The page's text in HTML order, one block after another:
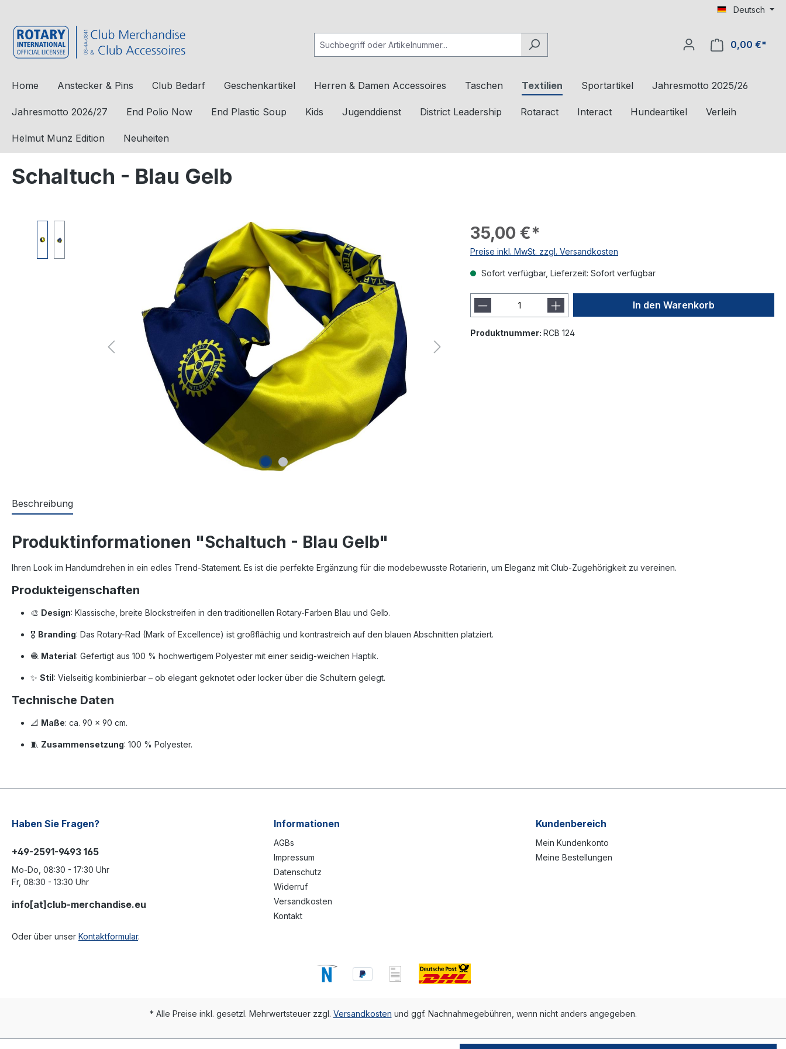
Deutsch
0,00 €*
Home Anstecker & Pins Club Bedarf Geschenkartikel Herren & Damen Accessoires Taschen Textilien Sportartikel Jahresmotto 2025/26
Jahresmotto 2026/27 End Polio Now End Plastic Soup Kids Jugenddienst District Leadership Rotaract Interact Hundeartikel Verleih
Helmut Munz Edition Neuheiten
Schaltuch - Blau Gelb
35,00 €*
Preise inkl. MwSt. zzgl. Versandkosten
Sofort verfügbar, Lieferzeit: Sofort verfügbar
In den Warenkorb
Produktnummer: RCB 124
Beschreibung
Produktinformationen "Schaltuch - Blau Gelb"
Ihren Look im Handumdrehen in ein edles Trend-Statement. Es ist die perfekte Ergänzung für die modebewusste Rotarierin, um Eleganz mit Club-Zugehörigkeit zu vereinen.
Produkteigenschaften
🎨 Design: Klassische, breite Blockstreifen in den traditionellen Rotary-Farben Blau und Gelb.
🎖️ Branding: Das Rotary-Rad (Mark of Excellence) ist großflächig und kontrastreich auf den blauen Abschnitten platziert.
🧶 Material: Gefertigt aus 100 % hochwertigem Polyester mit einer seidig-weichen Haptik.
✨ Stil: Vielseitig kombinierbar – ob elegant geknotet oder locker über die Schultern gelegt.
Technische Daten
📐 Maße: ca. 90 x 90 cm.
🧵 Zusammensetzung: 100 % Polyester.
Haben Sie Fragen?
+49-2591-9493 165
Mo-Do, 08:30 - 17:30 Uhr
Fr, 08:30 - 13:30 Uhr
info[at]club-merchandise.eu
Oder über unser Kontaktformular.
Informationen
AGBs
Impressum
Datenschutz
Widerruf
Versandkosten
Kontakt
Kundenbereich
Mein Kundenkonto
Meine Bestellungen
* Alle Preise inkl. gesetzl. Mehrwertsteuer zzgl. Versandkosten und ggf. Nachnahmegebühren, wenn nicht anders angegeben.